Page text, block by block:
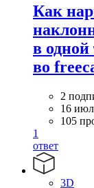
Как
в одной
во
2
16
105
1
ответ
3D